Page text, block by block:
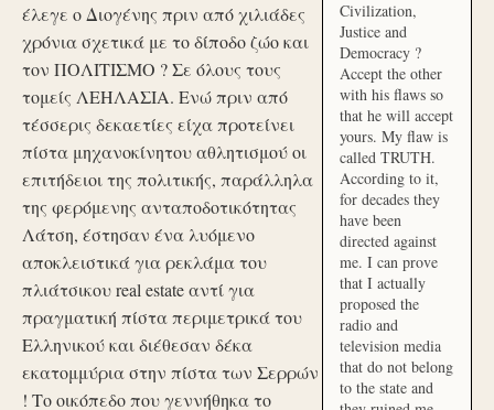
έλεγε ο Διογένης πριν από χιλιάδες
χρόνια σχετικά με το δίποδο ζώο και
τον ΠΟΛΙΤΙΣΜΟ ? Σε όλους τους
τομείς ΛΕΗΛΑΣΙΑ. Ενώ πριν από
τέσσερις δεκαετίες είχα προτείνει
πίστα μηχανοκίνητου αθλητισμού οι
επιτήδειοι της πολιτικής, παράλληλα
της φερόμενης ανταποδοτικότητας
Λάτση, έστησαν ένα λυόμενο
αποκλειστικά για ρεκλάμα του
πλιάτσικου real estate αντί για
πραγματική πίστα περιμετρικά του
Ελληνικού και διέθεσαν δέκα
εκατομμύρια στην πίστα των Σερρών
! Το οικόπεδο που γεννήθηκα το
Civilization,
Justice and
Democracy ?
Accept the other
with his flaws so
that he will accept
yours. My flaw is
called TRUTH.
According to it,
for decades they
have been
directed against
me. I can prove
that I actually
proposed the
radio and
television media
that do not belong
to the state and